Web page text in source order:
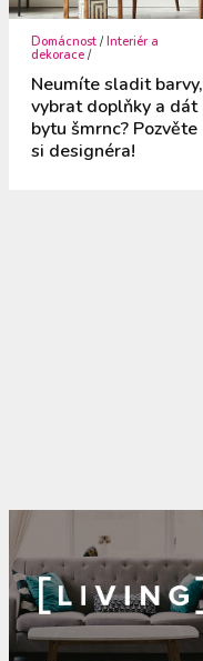
Domácnost /Interiér a
dekorace /
Neumíte sladit barvy,
vybrat doplňky a dát
bytu šmrnc? Pozvěte
si designéra!